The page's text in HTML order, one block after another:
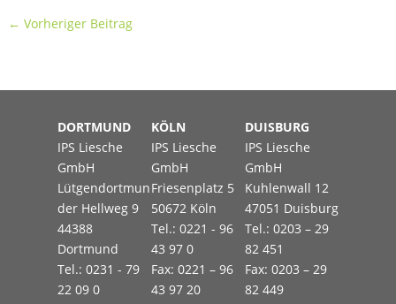
← Vorheriger Beitrag
DORTMUND
IPS Liesche
GmbH
Lütgendortmun
der Hellweg 9
44388
Dortmund
Tel.: 0231 - 79
22 09 0
KÖLN
IPS Liesche
GmbH
Friesenplatz 5
50672 Köln
Tel.: 0221 - 96
43 97 0
Fax: 0221 – 96
43 97 20
DUISBURG
IPS Liesche
GmbH
Kuhlenwall 12
47051 Duisburg
Tel.: 0203 – 29
82 451
Fax: 0203 – 29
82 449